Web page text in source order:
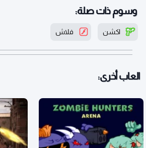
وسوم ذات صلة:
اكشن فلاش
العاب أخرى: